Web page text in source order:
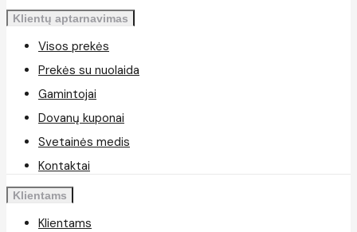
Klientų aptarnavimas
Visos prekės
Prekės su nuolaida
Gamintojai
Dovanų kuponai
Svetainės medis
Kontaktai
Klientams
Klientams